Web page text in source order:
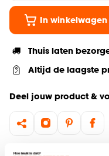
In winkelwagen
Thuis laten
Altijd de laagste
Deel jouw product &
Hulp nodig? Wij